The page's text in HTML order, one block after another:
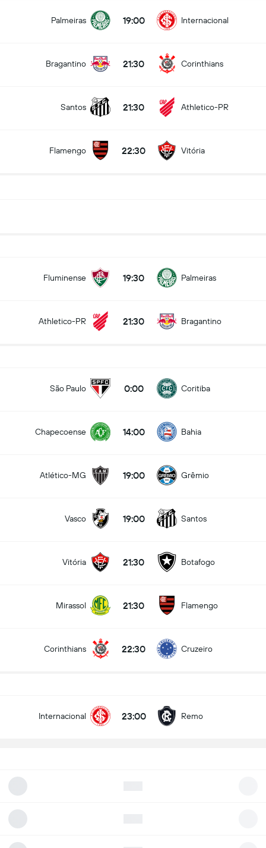
Palmeiras 19:00 Internacional
Bragantino 21:30 Corinthians
Santos 21:30 Athletico-PR
Flamengo 22:30 Vitória
Fluminense 19:30 Palmeiras
Athletico-PR 21:30 Bragantino
São Paulo 0:00 Coritiba
Chapecoense 14:00 Bahia
Atlético-MG 19:00 Grêmio
Vasco 19:00 Santos
Vitória 21:30 Botafogo
Mirassol 21:30 Flamengo
Corinthians 22:30 Cruzeiro
Internacional 23:00 Remo